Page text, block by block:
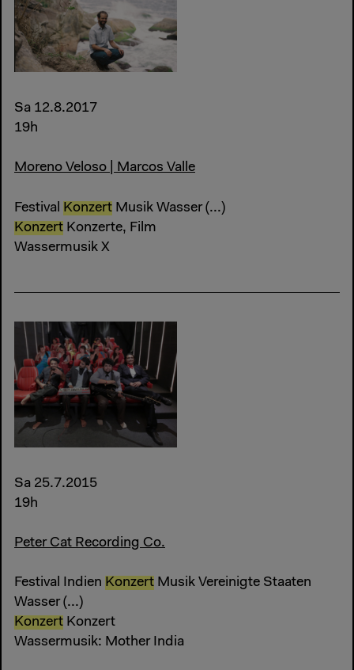
Sa 12.8.2017
19h
Moreno Veloso | Marcos Valle
Festival Konzert Musik Wasser (...)
Konzert Konzerte, Film
Wassermusik X
Sa 25.7.2015
19h
Peter Cat Recording Co.
Festival Indien Konzert Musik Vereinigte Staaten
Wasser (...)
Konzert Konzert
Wassermusik: Mother India